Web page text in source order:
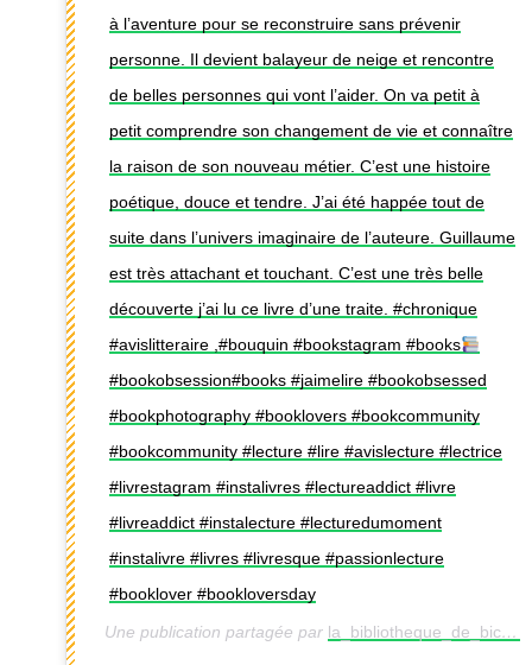
à l’aventure pour se reconstruire sans prévenir
personne. Il devient balayeur de neige et rencontre
de belles personnes qui vont l’aider. On va petit à
petit comprendre son changement de vie et connaître
la raison de son nouveau métier. C’est une histoire
poétique, douce et tendre. J’ai été happée tout de
suite dans l’univers imaginaire de l’auteure. Guillaume
est très attachant et touchant. C’est une très belle
découverte j’ai lu ce livre d’une traite. #chronique
#avislitteraire ,#bouquin #bookstagram #books
#bookobsession#books #jaimelire #bookobsessed
#bookphotography #booklovers #bookcommunity
#bookcommunity #lecture #lire #avislecture #lectrice
#livrestagram #instalivres #lectureaddict #livre
#livreaddict #instalecture #lecturedumoment
#instalivre #livres #livresque #passionlecture
#booklover #bookloversday
Une publication partagée par la_bibliotheque_de_bichette